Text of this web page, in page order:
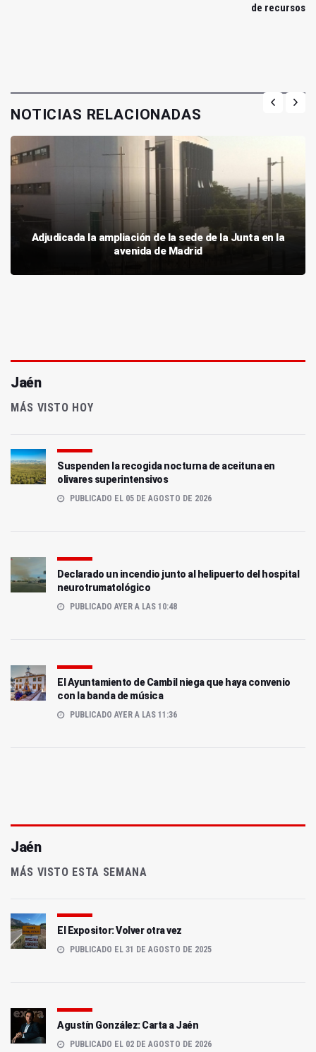
de recursos
NOTICIAS RELACIONADAS
Adjudicada la ampliación de la sede de la Junta en la
avenida de Madrid
Jaén
MÁS VISTO HOY
Suspenden la recogida nocturna de aceituna en
olivares superintensivos
PUBLICADO EL 05 DE AGOSTO DE 2026
Declarado un incendio junto al helipuerto del hospital
neurotrumatológico
PUBLICADO AYER A LAS 10:48
El Ayuntamiento de Cambil niega que haya convenio
con la banda de música
PUBLICADO AYER A LAS 11:36
Jaén
MÁS VISTO ESTA SEMANA
El Expositor: Volver otra vez
PUBLICADO EL 31 DE AGOSTO DE 2025
Agustín González: Carta a Jaén
PUBLICADO EL 02 DE AGOSTO DE 2026